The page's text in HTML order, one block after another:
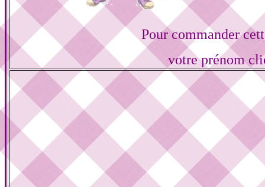
Pour commander
votre prénom